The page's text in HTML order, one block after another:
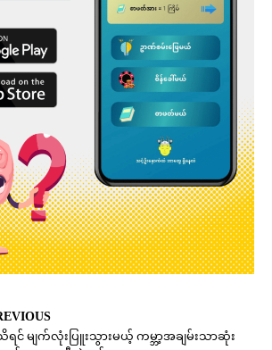
င် မျက်လုံးပြူးသွားမယ့် ကမ္ဘာ့အချမ်းသာဆုံး